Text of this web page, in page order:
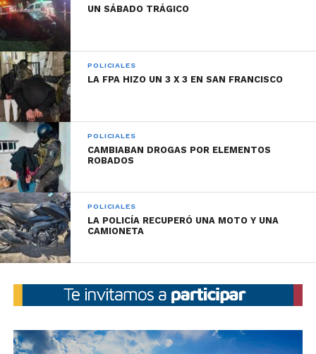
UN SÁBADO TRÁGICO
POLICIALES
LA FPA HIZO UN 3 X 3 EN SAN FRANCISCO
POLICIALES
CAMBIABAN DROGAS POR ELEMENTOS
ROBADOS
POLICIALES
LA POLICÍA RECUPERÓ UNA MOTO Y UNA
CAMIONETA